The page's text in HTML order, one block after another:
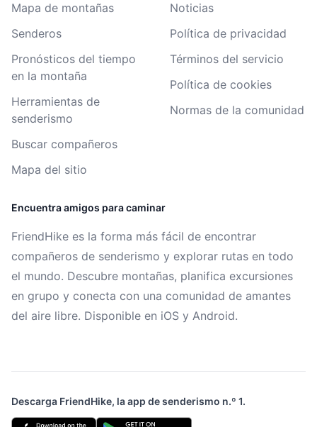
Mapa de montañas
Senderos
Pronósticos del tiempo
en la montaña
Herramientas de
senderismo
Buscar compañeros
Mapa del sitio
Noticias
Política de privacidad
Términos del servicio
Política de cookies
Normas de la comunidad
Encuentra amigos para caminar
FriendHike es la forma más fácil de encontrar
compañeros de senderismo y explorar rutas en todo
el mundo. Descubre montañas, planifica excursiones
en grupo y conecta con una comunidad de amantes
del aire libre. Disponible en iOS y Android.
Descarga FriendHike, la app de senderismo n.º 1.